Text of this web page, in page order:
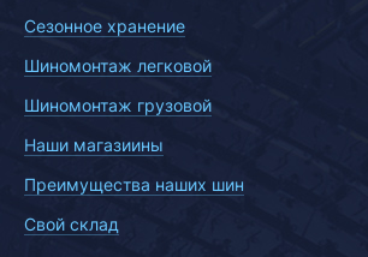
Сезонное хранение
Шиномонтаж легковой
Шиномонтаж грузовой
Наши магазиины
Преимущества наших шин
Свой склад